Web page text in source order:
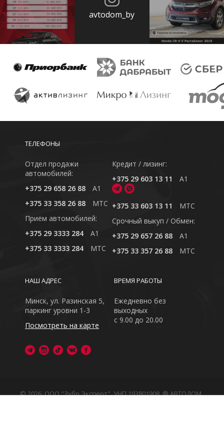
avtodom_by
ТЕЛЕФОНЫ
Отдел продажи
автомобилей:
+375 29 658 26 88
A1
+375 33 358 26 88
MTC
Приём автомобилей:
+375 29 3333 284
A1
+375 33 3333 284
MTC
Кредит / лизинг:
+375 29 603 13 11
A1
+375 33 603 13 11
MTC
Cрочный выкуп / Обмен:
+375 29 657 26 88
A1
+375 33 357 26 88
MTC
ВРЕМЯ РАБОТЫ
Ежедневно без
выходных
с 9.00 до 20.00
НАШ АДРЕС
Минск, ул. Разинская 5,
паркинг уровни 1-3
Посмотреть на карте
© 2026, ООО "Зубр Эксперт", УНП 193801908. ® АВТОДОМ